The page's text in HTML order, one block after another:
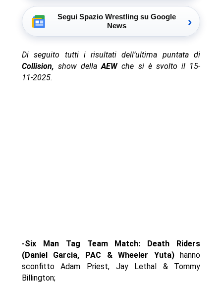
Segui Spazio Wrestling su Google
News
›
Di seguito tutti i risultati dell’ultima puntata di
Collision, show dellaAEWche si è svolto il 15-
11-2025.
-Six Man Tag Team Match: Death Riders
(Daniel Garcia, PAC & Wheeler Yuta)hanno
sconfitto Adam Priest, Jay Lethal & Tommy
Billington;